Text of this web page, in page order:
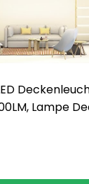
Lampe